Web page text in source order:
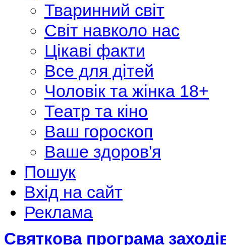
Тваринний світ
Світ навколо нас
Цікаві факти
Все для дітей
Чоловік та жінка 18+
Театр та кіно
Ваш гороскоп
Ваше здоров'я
Пошук
Вхід на сайт
Реклама
Святкова програма